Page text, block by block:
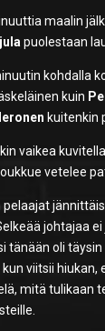
maalin
puolestaan
kohdalla
kuin
kuitenkin
vaikea
vetelee
pelaajat
johtajaa
tänään oli
kun viitsii
mitä tulikaan